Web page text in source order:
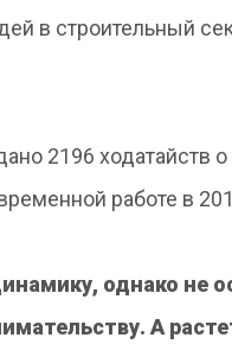
в строительный
2196 ходатайств
работе в
однако не
А